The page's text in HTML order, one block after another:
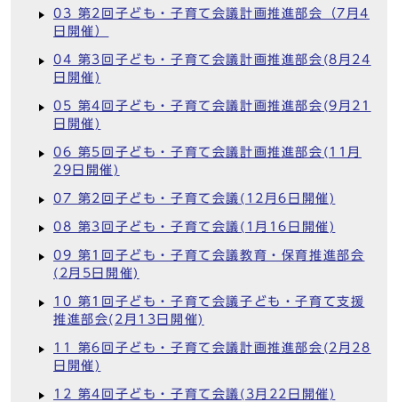
03 第2回子ども・子育て会議計画推進部会（7月4
日開催）
04 第3回子ども・子育て会議計画推進部会(8月24
日開催)
05 第4回子ども・子育て会議計画推進部会(9月21
日開催)
06 第5回子ども・子育て会議計画推進部会(11月
29日開催)
07 第2回子ども・子育て会議(12月6日開催)
08 第3回子ども・子育て会議(1月16日開催)
09 第1回子ども・子育て会議教育・保育推進部会
(2月5日開催)
10 第1回子ども・子育て会議子ども・子育て支援
推進部会(2月13日開催)
11 第6回子ども・子育て会議計画推進部会(2月28
日開催)
12 第4回子ども・子育て会議(3月22日開催)